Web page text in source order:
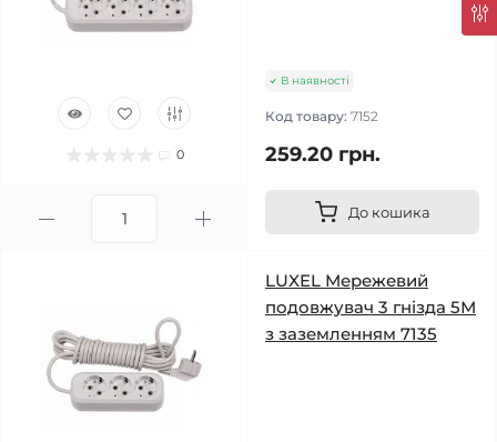
0
В наявності
Код товару: 7152
259.20 грн.
До кошика
LUXEL Мережевий
подовжувач 3 гнізда 5М
з заземленням 7135